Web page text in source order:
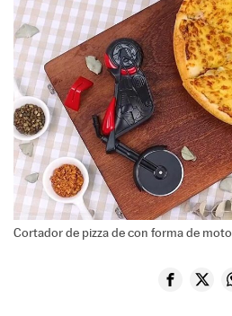
Cortador de pizza de con forma de